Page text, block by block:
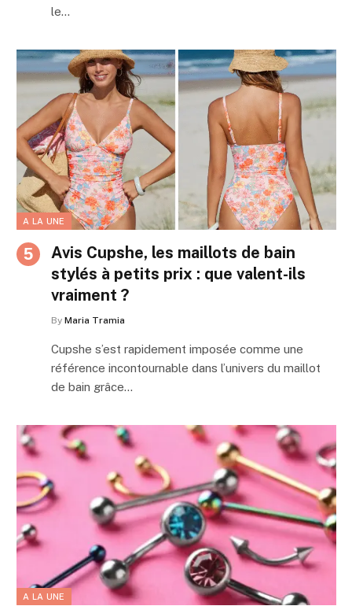
le…
A LA UNE
Avis Cupshe, les maillots de bain
stylés à petits prix : que valent-ils
vraiment ?
By Maria Tramia
Cupshe s’est rapidement imposée comme une
référence incontournable dans l’univers du maillot
de bain grâce…
A LA UNE